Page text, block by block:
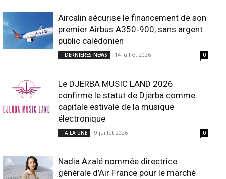
Aircalin sécurise le financement de son
premier Airbus A350‑900, sans argent
public calédonien
- DERNIÈRES NEWS 14 juillet 2026 0
Le DJERBA MUSIC LAND 2026
confirme le statut de Djerba comme
capitale estivale de la musique
électronique
- A LA UNE 9 juillet 2026 0
Nadia Azalé nommée directrice
générale d’Air France pour le marché